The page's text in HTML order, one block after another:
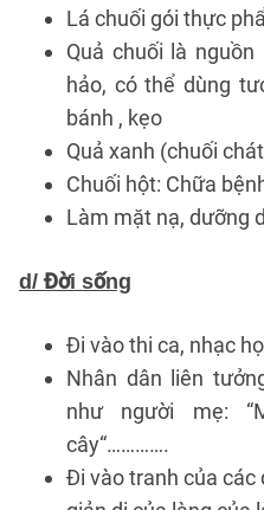
Lá chuối gói thực
Quả chuối là
hảo, có thể dùng
bánh , kẹo
Quả xanh (chuối
Chuối hột: Chữa
Làm mặt nạ, dưỡng
d/ Đời sống
Đi vào thi ca, nhạc
Nhân dân liên
như người mẹ:
cây“………….
Đi vào tranh của các